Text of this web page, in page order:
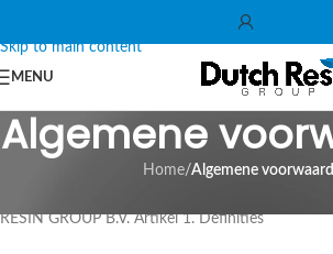
Skip to main content
MENU
Algemene
Home/Algemene
RESIN GROUP B.V. Artikel 1. Definities